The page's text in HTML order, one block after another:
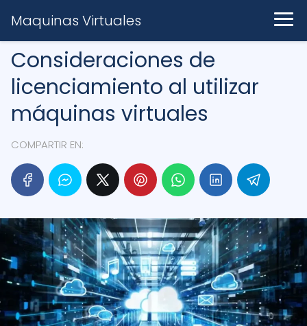
Maquinas Virtuales
Consideraciones de
licenciamiento al utilizar
máquinas virtuales
COMPARTIR EN: